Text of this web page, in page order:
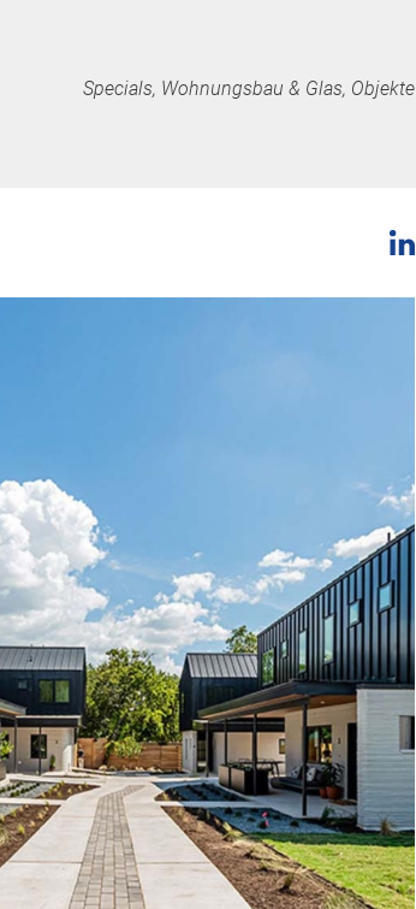
Specials, Wohnungsbau & Glas, Objekte